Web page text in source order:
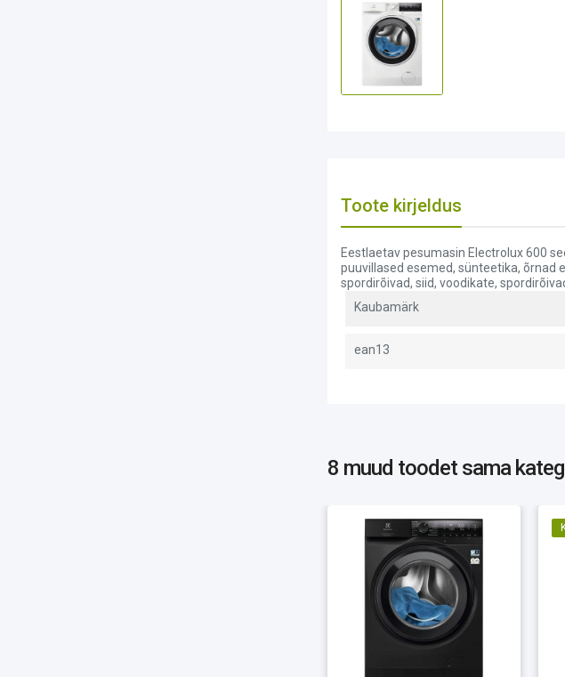
Toote kirjeldus
Eestlaetav pesumasin Electrolux 600
puuvillased esemed, sünteetika, õrnad
spordirõivad, siid, voodikate,
Kaubamärk
ean13
8 muud toodet sama